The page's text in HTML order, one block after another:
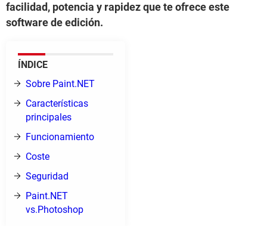
facilidad, potencia y rapidez que te ofrece este
software de edición.
ÍNDICE
Sobre Paint.NET
Características
principales
Funcionamiento
Coste
Seguridad
Paint.NET
vs.Photoshop